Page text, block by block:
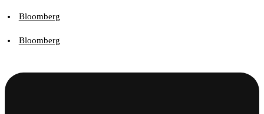
Bloomberg
Bloomberg